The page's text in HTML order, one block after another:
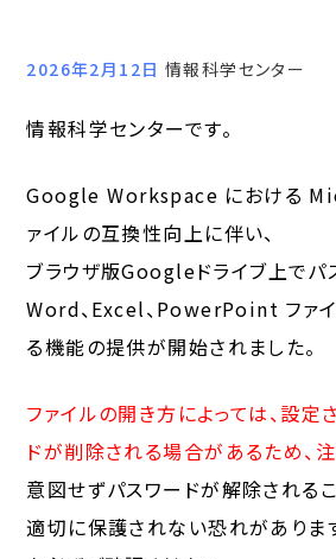
2026年2月12日 情報科学センター
情報科学センターです。
Google Workspace における
ァイルの互換性向上に伴い、
ブラウザ版Googleドライブ上でパ
Word、Excel、PowerPoint ファ
る機能の提供が開始されました。
ファイルの開き方によっては、設定
ドが削除される場合があるため、
意図せずパスワードが解除される
適切に保護されない恐れがありま